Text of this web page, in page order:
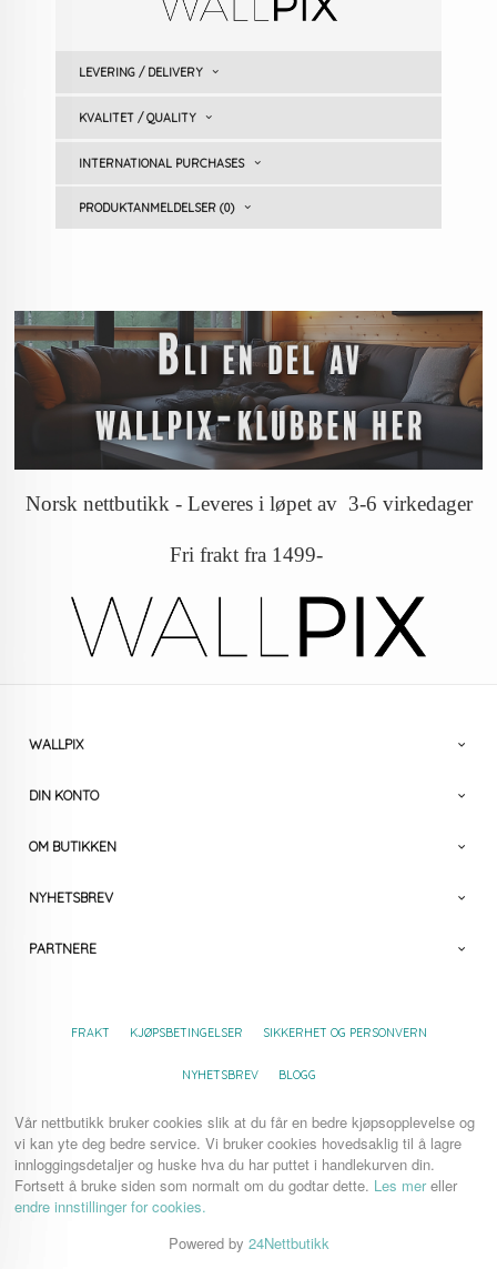
LEVERING / DELIVERY
KVALITET / QUALITY
INTERNATIONAL PURCHASES
PRODUKTANMELDELSER (0)
Norsk nettbutikk - Leveres i løpet av 3-6 virkedager
Fri frakt fra 1499-
WALLPIX
DIN KONTO
OM BUTIKKEN
NYHETSBREV
PARTNERE
FRAKT KJØPSBETINGELSER SIKKERHET OG PERSONVERN
NYHETSBREV BLOGG
Vår nettbutikk bruker cookies slik at du får en bedre kjøpsopplevelse og
vi kan yte deg bedre service. Vi bruker cookies hovedsaklig til å lagre
innloggingsdetaljer og huske hva du har puttet i handlekurven din.
Fortsett å bruke siden som normalt om du godtar dette. Les mereller
endre innstillinger for cookies.
Powered by 24Nettbutikk